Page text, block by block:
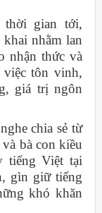
thời gian tới,
nhằm lan
nhận thức và
việc tôn vinh,
giá trị ngôn
chia sẻ từ
bà con kiều
tiếng Việt tại
gìn giữ tiếng
khó khăn